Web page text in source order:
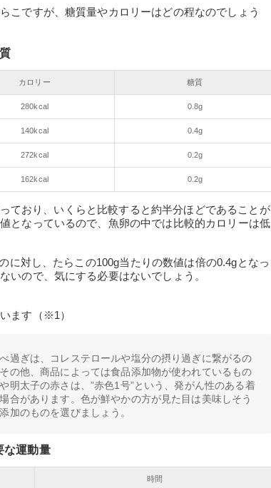
こですが、糖質量やカロリーはどの程なのでしょう
カロリー 糖質
280kcal 0.8g
140kcal 0.4g
272kcal 0.2g
162kcal 0.2g
ており、いくらと比較すると約半分ほどであることが
となっているので、魚卵の中では比較的カロリーは低
に対し、たらこの100g当たりの数値は倍の0.4gとなっ
いので、気にする必要はないでしょう。
ます（※1）
過ぎは、コレステロールや塩分の摂り過ぎに繋がるの
の他、商品によっては食品添加物が使われているもの
明太子の赤さは、”赤色1号”という、発がん性のある着
合があります。色が鮮やかの方が見た目は美味しそう
加のものを選びましょう。
な運動量
時間